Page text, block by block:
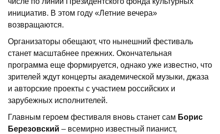
инициатив. В этом году «Летние вечера»
возвращаются.
Организаторы обещают, что нынешний фестиваль
станет масштабнее прежних. Окончательная
программа еще формируется, однако уже известно, что
зрителей ждут концерты академической музыки, джаза
и авторские проекты с участием российских и
зарубежных исполнителей.
Главным героем фестиваля вновь станет сам Борис
Березовский – всемирно известный пианист,